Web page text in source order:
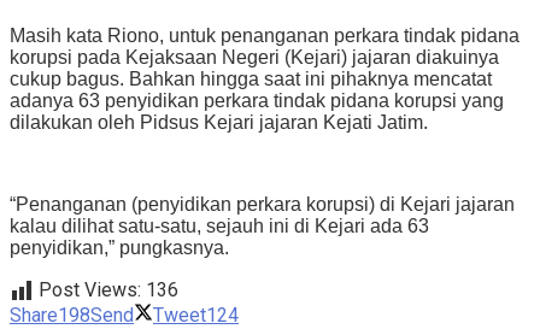
Masih kata Riono, untuk penanganan perkara tindak pidana
korupsi pada Kejaksaan Negeri (Kejari) jajaran diakuinya
cukup bagus. Bahkan hingga saat ini pihaknya mencatat
adanya 63 penyidikan perkara tindak pidana korupsi yang
dilakukan oleh Pidsus Kejari jajaran Kejati Jatim.
“Penanganan (penyidikan perkara korupsi) di Kejari jajaran
kalau dilihat satu-satu, sejauh ini di Kejari ada 63
penyidikan,” pungkasnya.
Post Views: 136
Share198Send Tweet124